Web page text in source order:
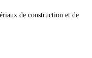
de construction et de